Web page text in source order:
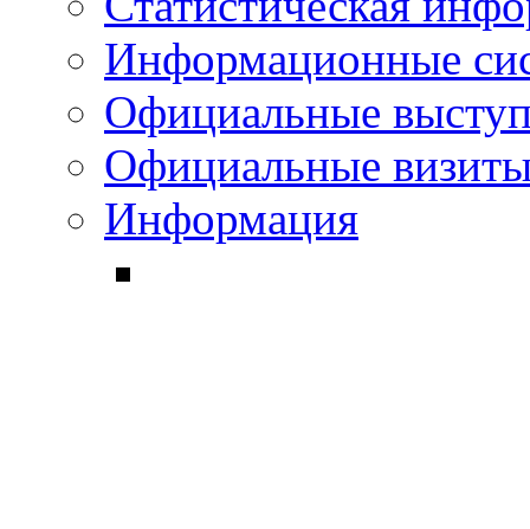
Информационные
Официальные
Официальные
Информация